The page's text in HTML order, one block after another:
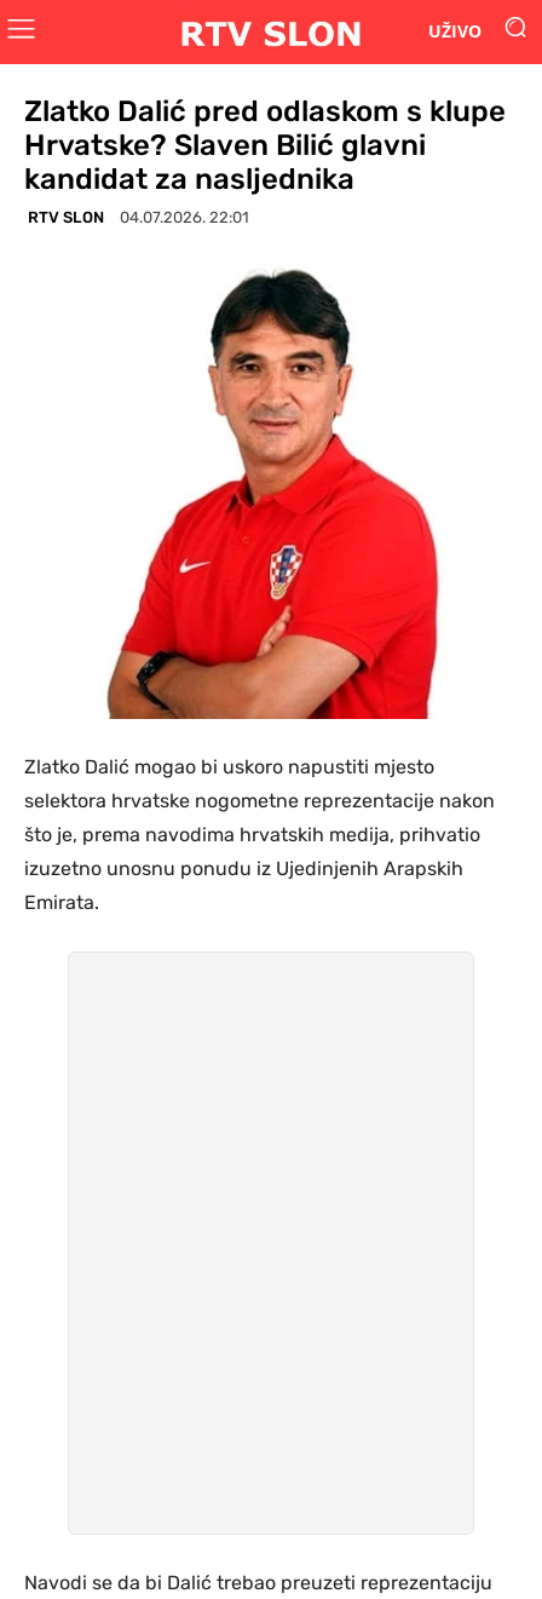
UŽIVO
Zlatko Dalić pred odlaskom s klupe
Hrvatske? Slaven Bilić glavni
kandidat za nasljednika
RTV SLON 04.07.2026. 22:01
Zlatko Dalić mogao bi uskoro napustiti mjesto
selektora hrvatske nogometne reprezentacije nakon
što je, prema navodima hrvatskih medija, prihvatio
izuzetno unosnu ponudu iz Ujedinjenih Arapskih
Emirata.
Navodi se da bi Dalić trebao preuzeti reprezentaciju